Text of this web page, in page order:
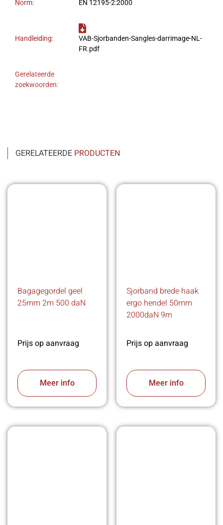
Norm: EN 12195-2:2000
Handleiding:
VAB-Sjorbanden-Sangles-darrimage-NL-
FR.pdf
Gerelateerde
zoekwoorden:
GERELATEERDE PRODUCTEN
Bagagegordel geel
25mm 2m 500 daN
Prijs op aanvraag
Meer info
Sjorband brede haak
ergo hendel 50mm
2000daN 9m
Prijs op aanvraag
Meer info